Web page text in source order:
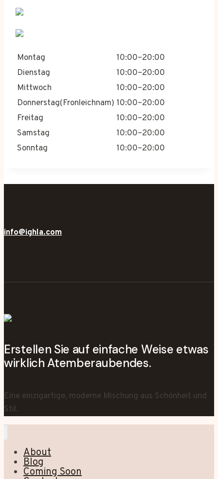
Montag
10:00–20:00
Dienstag
10:00–20:00
Mittwoch
10:00–20:00
Donnerstag(Fronleichnam) 10:00–20:00
Freitag
10:00–20:00
Samstag
10:00–20:00
Sonntag
10:00–20:00
info@ighla.com
Erstellen Sie auf einfache Weise etwas
wirklich Atemberaubendes.
Eine einzigartige, moderne Mischung aus Schönheit und
Stil.
About
Blog
Coming Soon